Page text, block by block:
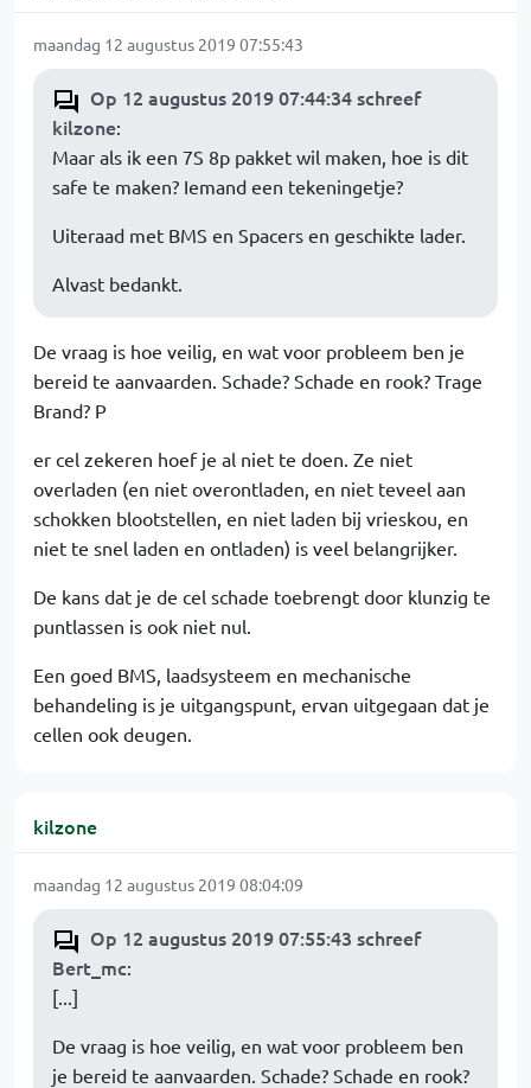
maandag 12 augustus 2019 07:55:43
Op 12 augustus 2019 07:44:34 schreef
kilzone:
Maar als ik een 7S 8p pakket wil maken, hoe is dit
safe te maken? Iemand een tekeningetje?
Uiteraad met BMS en Spacers en geschikte lader.
Alvast bedankt.
De vraag is hoe veilig, en wat voor probleem ben je
bereid te aanvaarden. Schade? Schade en rook? Trage
Brand? P
er cel zekeren hoef je al niet te doen. Ze niet
overladen (en niet overontladen, en niet teveel aan
schokken blootstellen, en niet laden bij vrieskou, en
niet te snel laden en ontladen) is veel belangrijker.
De kans dat je de cel schade toebrengt door klunzig te
puntlassen is ook niet nul.
Een goed BMS, laadsysteem en mechanische
behandeling is je uitgangspunt, ervan uitgegaan dat je
cellen ook deugen.
kilzone
maandag 12 augustus 2019 08:04:09
Op 12 augustus 2019 07:55:43 schreef
Bert_mc:
[...]
De vraag is hoe veilig, en wat voor probleem ben
je bereid te aanvaarden. Schade? Schade en rook?